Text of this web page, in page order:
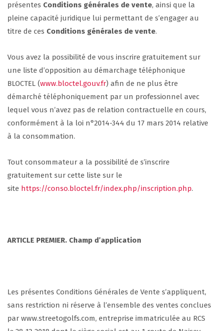
présentes Conditions générales de vente, ainsi que la
pleine capacité juridique lui permettant de s’engager au
titre de ces Conditions générales de vente.
Vous avez la possibilité de vous inscrire gratuitement sur
une liste d’opposition au démarchage téléphonique
BLOCTEL (www.bloctel.gouv.fr) afin de ne plus être
démarché téléphoniquement par un professionnel avec
lequel vous n’avez pas de relation contractuelle en cours,
conformément à la loi n°2014-344 du 17 mars 2014 relative
à la consommation.
Tout consommateur a la possibilité de s’inscrire
gratuitement sur cette liste sur le
site https://conso.bloctel.fr/index.php/inscription.php.
ARTICLE PREMIER. Champ d’application
Les présentes Conditions Générales de Vente s’appliquent,
sans restriction ni réserve à l’ensemble des ventes conclues
par www.streetogolfs.com, entreprise immatriculée au RCS